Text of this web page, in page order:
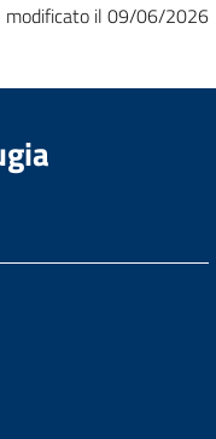
modificato il 09/06/2026